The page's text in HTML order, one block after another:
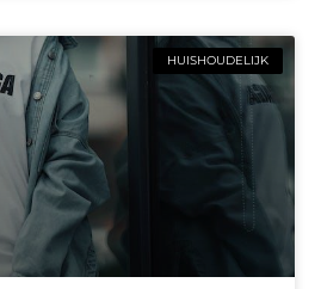
HUISHOUDELIJK